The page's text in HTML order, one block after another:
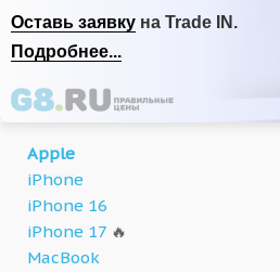
Оставь заявку на Trade IN.
Подробнее...
Apple
iPhone
iPhone 16
iPhone 17 🔥
MacBook